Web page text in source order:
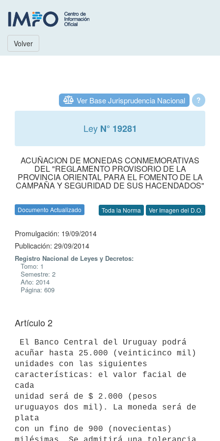
Volver
?
Ver Base Jurisprudencia Nacional
Ley N° 19281
ACUÑACION DE MONEDAS CONMEMORATIVAS
DEL "REGLAMENTO PROVISORIO DE LA
PROVINCIA ORIENTAL PARA EL FOMENTO DE LA
CAMPAÑA Y SEGURIDAD DE SUS HACENDADOS"
Documento Actualizado Toda la Norma Ver Imagen del D.O.
Promulgación: 19/09/2014
Publicación: 29/09/2014
Registro Nacional de Leyes y Decretos:
Tomo: 1
Semestre: 2
Año: 2014
Página: 609
Artículo 2
acuñar hasta 25.000 (veinticinco mil)
unidades con las siguientes
características: el valor facial de
cada
unidad será de $ 2.000 (pesos
uruguayos dos mil). La moneda será de
plata
con un fino de 900 (novecientas)